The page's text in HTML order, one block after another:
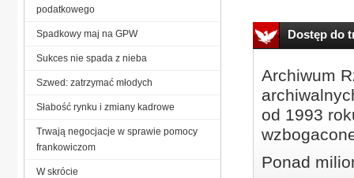
Dostęp do
Archiwum
od 1993
Ponad
podatkowego
Spadkowy maj na GPW
Sukces nie spada z nieba
Szwed: zatrzymać młodych
Słabość rynku i zmiany kadrowe
Trwają negocjacje w sprawie pomocy
frankowiczom
W skrócie